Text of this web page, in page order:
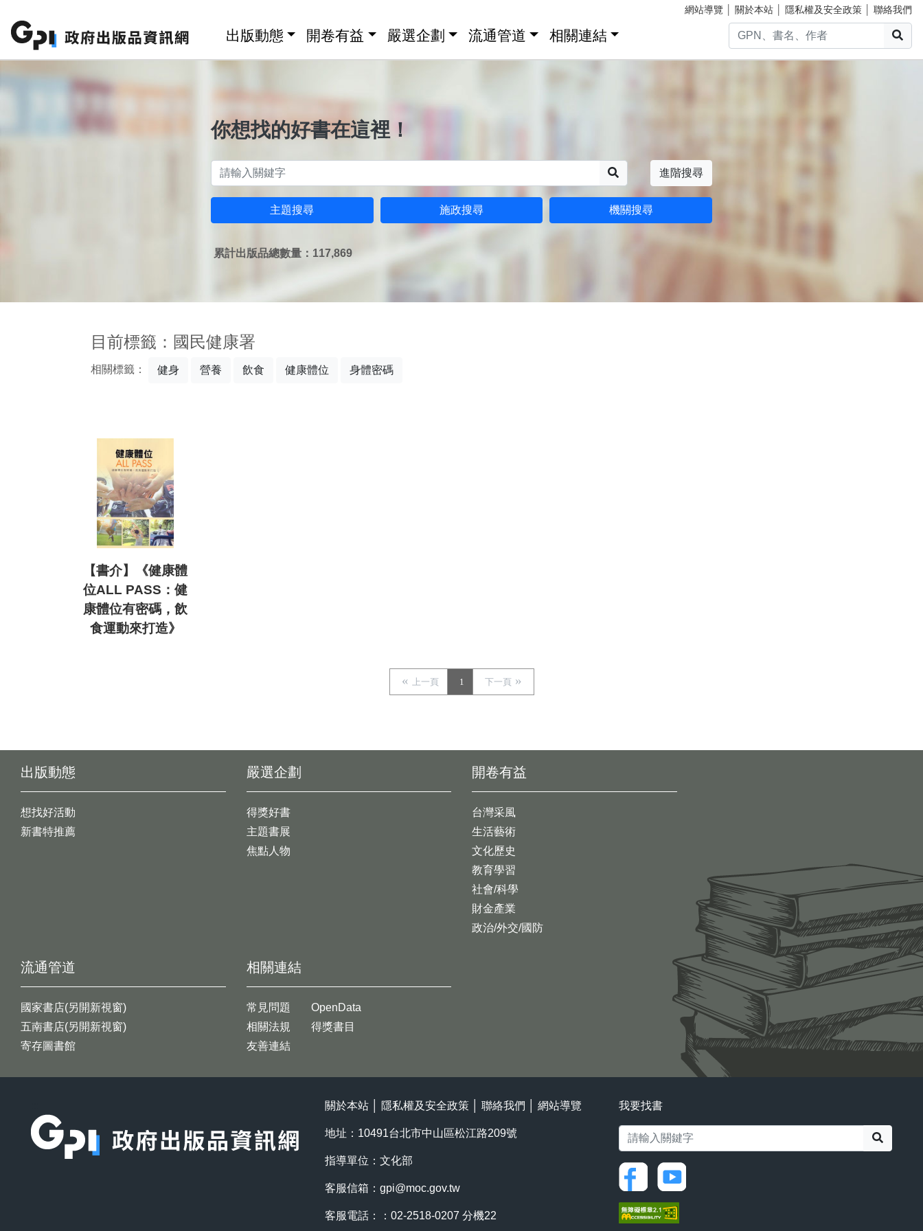
網站導覽 關於本站 隱私權及安全政策 聯絡我們
出版動態 開卷有益 嚴選企劃 流通管道 相關連結
你想找的好書在這裡！
進階搜尋
主題搜尋 施政搜尋 機關搜尋
累計出版品總數量：117,869
目前標籤：國民健康署
相關標籤： 健身 營養 飲食 健康體位 身體密碼
【書介】《健康體
位ALL PASS：健
康體位有密碼，飲
食運動來打造》
上一頁 1 下一頁
出版動態
想找好活動
新書特推薦
開卷有益
台灣采風
生活藝術
文化歷史
教育學習
社會/科學
財金產業
政治/外交/國防
嚴選企劃
得獎好書
主題書展
焦點人物
流通管道
國家書店(另開新視窗)
五南書店(另開新視窗)
寄存圖書館
相關連結
常見問題
相關法規
友善連結
OpenData
得獎書目
關於本站 隱私權及安全政策 聯絡我們 網站導覽
地址：10491台北市中山區松江路209號
指導單位：文化部
客服信箱： gpi@moc.gov.tw
客服電話：：02-2518-0207 分機22
我要找書